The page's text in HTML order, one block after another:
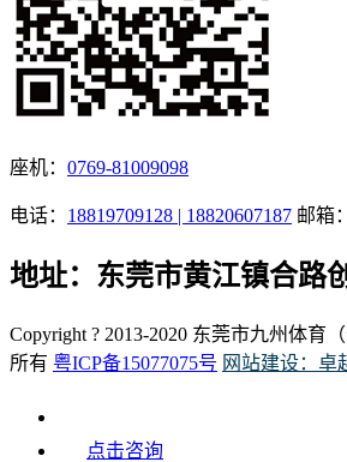
座机： 0769-81009098
电话： 18819709128 | 18820607187 邮箱：
地址：东莞市黄江镇合路
Copyright ? 2013-2020 东莞市九州体育
所有 粤ICP备15077075号 网站建设：卓
点击咨询